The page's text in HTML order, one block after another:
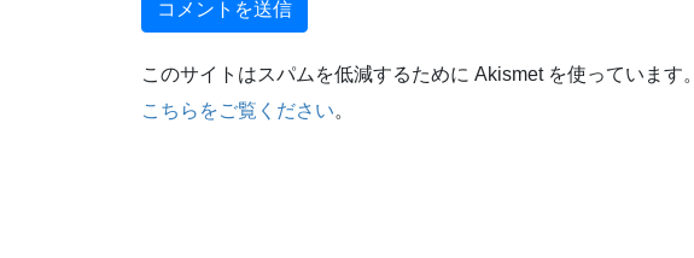
このサイトはスパムを低減するために Akismet を使っています。
こちらをご覧ください。